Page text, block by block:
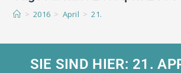
> 2016 > April > 21.
SIE SIND HIER: 21.